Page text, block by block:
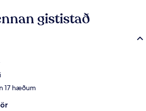
gististað
17 hæðum